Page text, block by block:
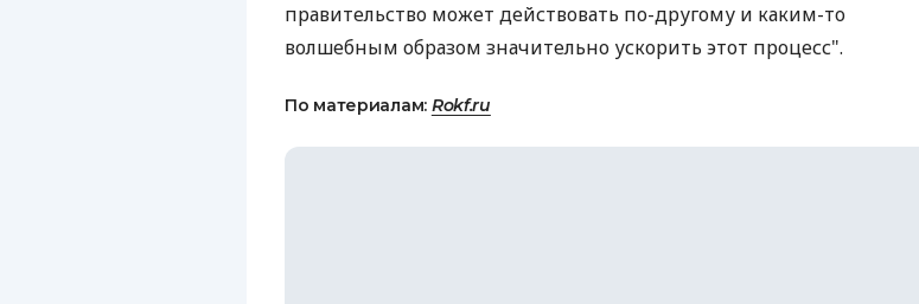
правительство может действовать по-другому и каким-то
волшебным образом значительно ускорить этот процесс".
По материалам: Rokf.ru